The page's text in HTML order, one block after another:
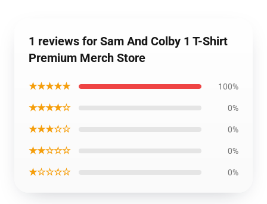
1 reviews for Sam And Colby 1 T-Shirt
Premium Merch Store
★★★★★ 100%
★★★★☆ 0%
★★★☆☆ 0%
★★☆☆☆ 0%
★☆☆☆☆ 0%